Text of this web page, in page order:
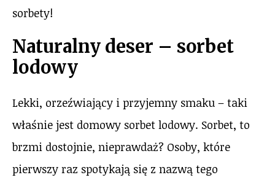
sorbety!
Naturalny deser – sorbet
lodowy
Lekki, orzeźwiający i przyjemny smaku – taki
właśnie jest domowy sorbet lodowy. Sorbet, to
brzmi dostojnie, nieprawdaż? Osoby, które
pierwszy raz spotykają się z nazwą tego